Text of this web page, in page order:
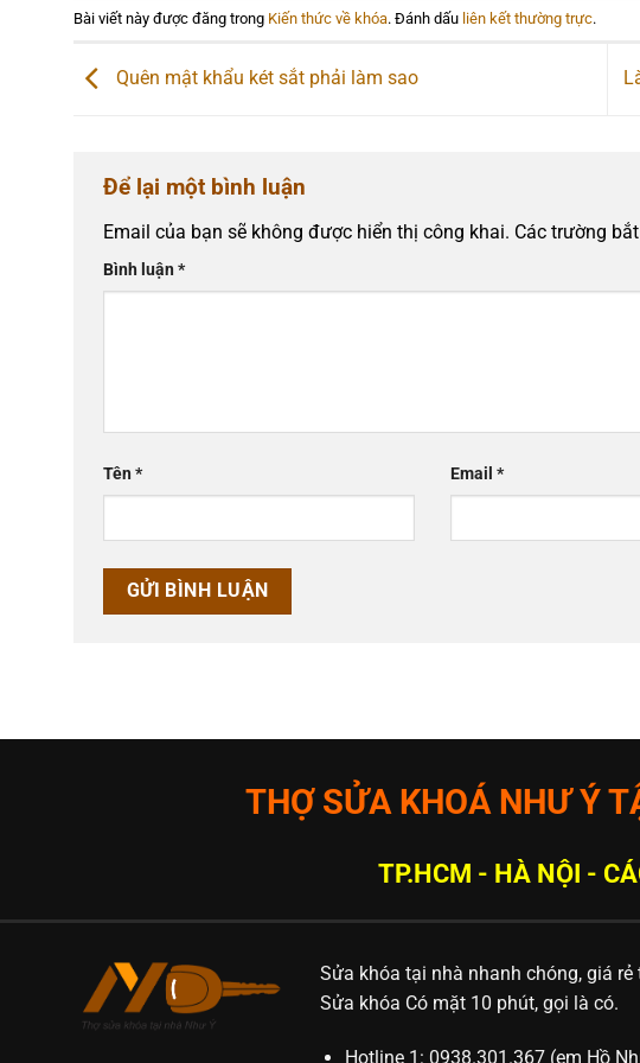
Bài viết này được đăng trong Kiến thức về khóa. Đánh dấu liên kết thường trực.
Quên mật khẩu két sắt phải làm sao
Để lại một bình luận
Email của bạn sẽ không được hiển thị công khai. Các trường
Bình luận*
Tên* Email*
THỢ SỬA KHOÁ NHƯ Ý
TP.HCM - HÀ NỘI -
Sửa khóa tại nhà nhanh chóng, giá rẻ
Sửa khóa Có mặt 10 phút, gọi là có.
Hotline 1: 0938.301.367 (em Hồ